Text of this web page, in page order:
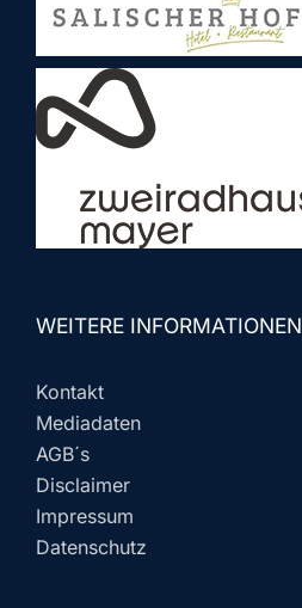
WEITERE INFORMATIONEN
Kontakt
Mediadaten
AGB´s
Disclaimer
Impressum
Datenschutz